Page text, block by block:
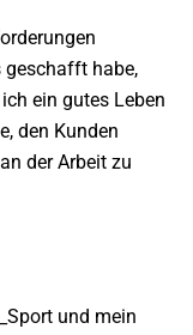
geschafft habe,
ein gutes Leben
den Kunden
der Arbeit zu
_Sport und mein